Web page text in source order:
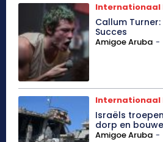
Internationaal
Callum
Succes
Amigoe Aruba -
Internationaal
Israëls
dorp en
Amigoe Aruba -